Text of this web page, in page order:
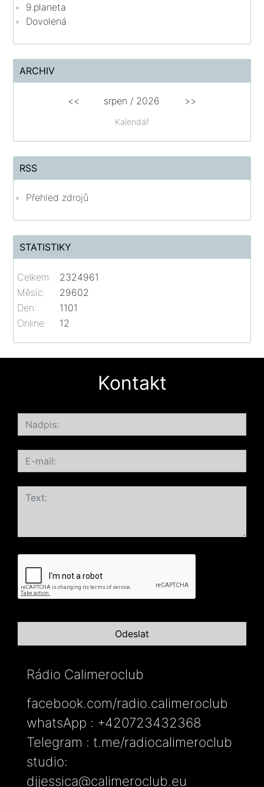
9.planeta
Dovolená
ARCHIV
Kalendář
<< srpen / 2026 >>
RSS
Přehled zdrojů
STATISTIKY
Online: 12
Celkem:
2324961
Měsíc:
29602
Den:
1101
Kontakt
Rádio Calimeroclub
facebook.com/radio.calimeroclub
whatsApp : +420723432368
Telegram : t.me/radiocalimeroclub
studio:
djjessica@calimeroclub.eu